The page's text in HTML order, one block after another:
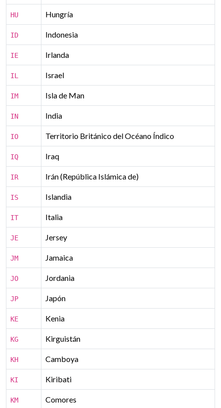
HU Hungría
ID Indonesia
IE Irlanda
IL Israel
IM Isla de Man
IN India
IO Territorio Británico del Océano Índico
IQ Iraq
IR Irán (República Islámica de)
IS Islandia
IT Italia
JE Jersey
JM Jamaica
JO Jordania
JP Japón
KE Kenia
KG Kirguistán
KH Camboya
KI Kiribati
KM Comores